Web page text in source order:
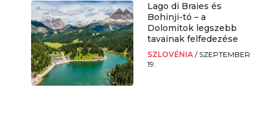
Lago di Braies és
Bohinji-tó – a
Dolomitok legszebb
tavainak felfedezése
SZLOVÉNIA / SZEPTEMBER
19.